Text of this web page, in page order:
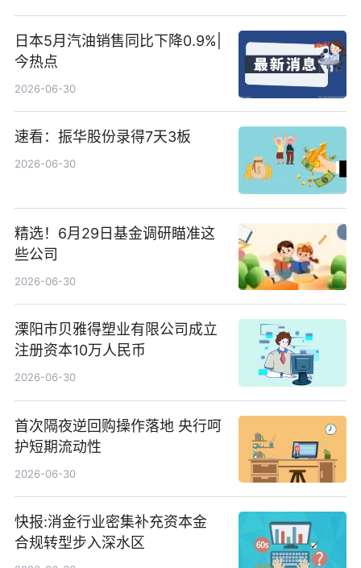
日本5月汽油销售同比下降0.9%|
今热点
2026-06-30
速看：振华股份录得7天3板
2026-06-30
精选！6月29日基金调研瞄准这
些公司
2026-06-30
溧阳市贝雅得塑业有限公司成立
注册资本10万人民币
2026-06-30
首次隔夜逆回购操作落地 央行呵
护短期流动性
2026-06-30
快报:消金行业密集补充资本金
合规转型步入深水区